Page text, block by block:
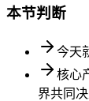
本节判断
今天
核心
界共同决